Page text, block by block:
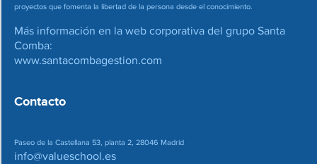
proyectos que fomenta la libertad de la persona desde el conocimiento.
Más información en la web corporativa del grupo Santa
Comba:
www.santacombagestion.com
Contacto
Paseo de la Castellana 53, planta 2, 28046 Madrid
info@valueschool.es